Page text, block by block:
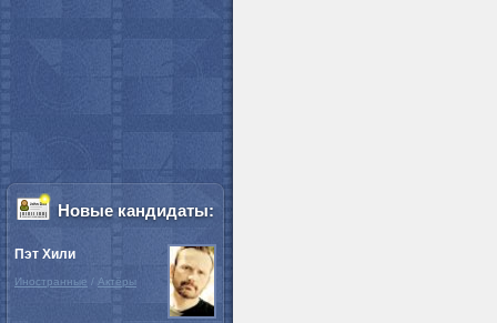
Новые кандидаты:
Пэт Хили
Иностранные / Актёры